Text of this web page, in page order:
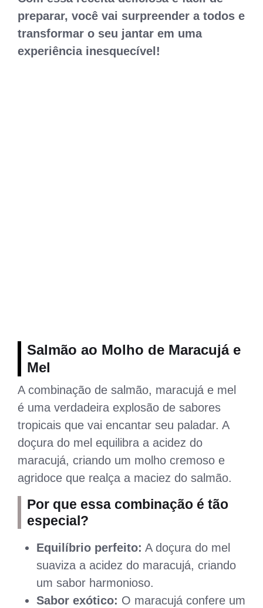
preparar, você vai surpreender a todos e
transformar o seu jantar em uma
experiência inesquecível!
Salmão ao Molho de Maracujá e
Mel
A combinação de salmão, maracujá e mel
é uma verdadeira explosão de sabores
tropicais que vai encantar seu paladar. A
doçura do mel equilibra a acidez do
maracujá, criando um molho cremoso e
agridoce que realça a maciez do salmão.
Por que essa combinação é tão
especial?
Equilíbrio perfeito: A doçura do mel
suaviza a acidez do maracujá, criando
um sabor harmonioso.
Sabor exótico: O maracujá confere um